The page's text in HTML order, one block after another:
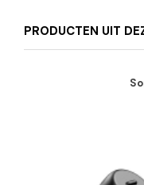
PRODUCTEN UIT